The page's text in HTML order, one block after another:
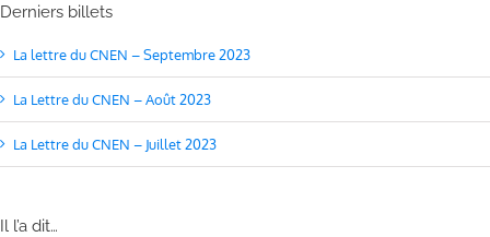
Derniers billets
La lettre du CNEN – Septembre 2023
La Lettre du CNEN – Août 2023
La Lettre du CNEN – Juillet 2023
Il l’a dit…